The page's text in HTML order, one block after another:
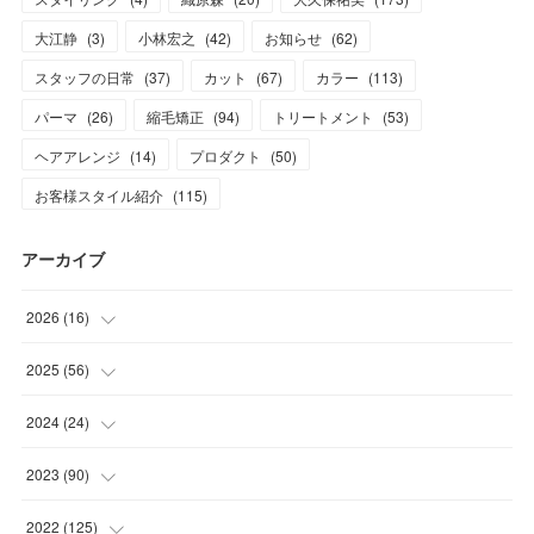
大江静 (3) 小林宏之 (42) お知らせ (62)
スタッフの日常 (37) カット (67) カラー (113)
パーマ (26) 縮毛矯正 (94) トリートメント (53)
ヘアアレンジ (14) プロダクト (50)
お客様スタイル紹介 (115)
アーカイブ
2026 (16)
(1
(1
(7
(7)
2025 (56)
(5
(11 )
(17
2024 (24)
(1
(1)
2023 (90)
(12
2022 (125)